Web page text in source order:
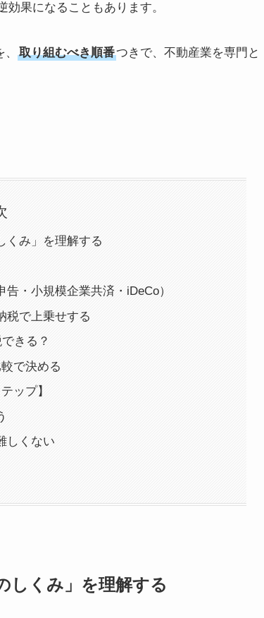
果になることもあります。
、 取り組むべき順番つきで、不動産業を専門と
くみ」を理解する
・小規模企業共済・iDeCo）
税で上乗せする
きる？
で決める
ップ】
しくない
しくみ」を理解する